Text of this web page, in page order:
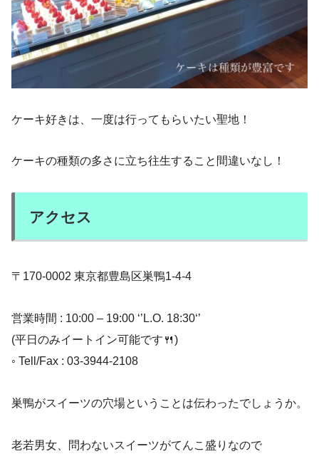
ケーキ好きは、一度は行ってもらいたい聖地！
ケーキの種類の多さに立ち往生すること間違いなし！
アクセス
〒170-0002 東京都豊島区巣鴨1-4-4
営業時間 : 10:00 – 19:00 ‘’L.O. 18:30‘’
(平日のみイートイン可能です🍴)
◦ Tell/Fax : 03-3944-2108
巣鴨がスイーツの穴場ということは伝わったでしょうか。
老若男女、問わないスイーツがてんこ盛りなので